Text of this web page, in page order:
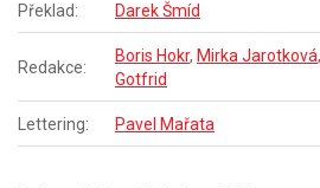
Překlad: Darek Šmíd
Redakce:
Boris Hokr, Mirka Jarotková,
Gotfrid
Lettering: Pavel Mařata